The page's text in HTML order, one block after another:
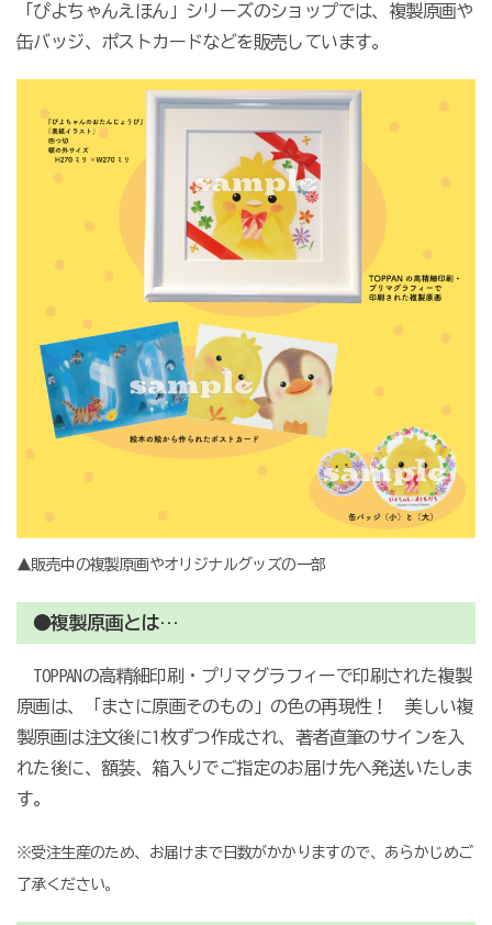
「ぴよちゃんえほん」シリーズのショップでは、複製原画や
缶バッジ、ポストカードなどを販売しています。
▲販売中の複製原画やオリジナルグッズの一部
●複製原画とは…
TOPPANの高精細印刷・プリマグラフィーで印刷された複製
原画は、「まさに原画そのもの」の色の再現性！ 美しい複
製原画は注文後に1枚ずつ作成され、著者直筆のサインを入
れた後に、額装、箱入りでご指定のお届け先へ発送いたしま
す。
※受注生産のため、お届けまで日数がかかりますので、あらかじめご
了承ください。